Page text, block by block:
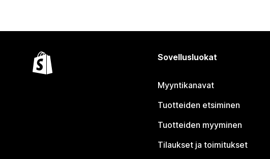
Sovellusluokat
Myyntikanavat
Tuotteiden etsiminen
Tuotteiden myyminen
Tilaukset ja toimitukset